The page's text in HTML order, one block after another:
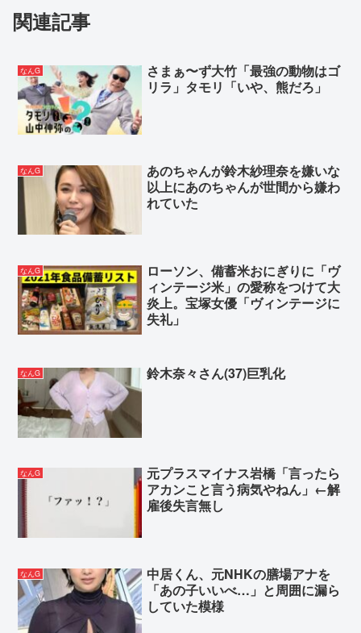
も知られなくていい」
w w w w w w w w
ダウンタウンの後継者が「千鳥」になるなんて誰が
予想できたんや
Powered by livedoor 相互RSS
関連記事
なんG
さまぁ〜ず大竹「最強の動物はゴ
リラ」タモリ「いや、熊だろ」
なんG
あのちゃんが鈴木紗理奈を嫌いな
以上にあのちゃんが世間から嫌わ
れていた
なんG
ローソン、備蓄米おにぎりに「ヴ
ィンテージ米」の愛称をつけて大
炎上。宝塚女優「ヴィンテージに
失礼」
なんG 鈴木奈々さん(37)巨乳化
なんG
元プラスマイナス岩橋「言ったら
アカンこと言う病気やねん」←解
雇後失言無し
なんG
中居くん、元NHKの膳場アナを
「あの子いいべ…」と周囲に漏ら
していた模様